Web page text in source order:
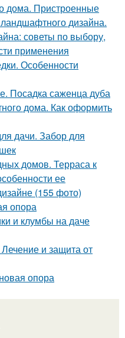
дома. Пристроенные
дизайна.
советы по выбору,
применения
Особенности
Посадка саженца дуба
дома. Как оформить
дачи. Забор для
домов. Терраса к
ее
(155 фото)
опора
и клумбы на даче
и защита от
опора